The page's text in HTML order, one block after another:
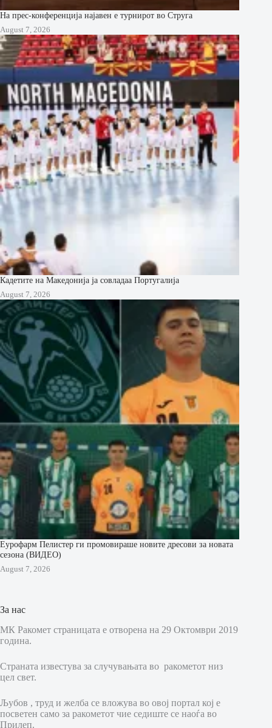
На прес-конференција најавен е турнирот во Струга
August 7, 2026
Кадетите на Македонија ја совладаа Португалија
August 7, 2026
Еурофарм Пелистер ги промовираше новите дресови за новата
сезона (ВИДЕО)
August 7, 2026
За нас
МК Ракомет страницата е отворена на 29 Октомври 2019
година.
Страната известува за случувањата во ракометот низ
цел свет.
Љубов , труд и желба се вложува во овој портал кој е
посветен само за ракометот чие седиште се наоѓа во
Прилеп.